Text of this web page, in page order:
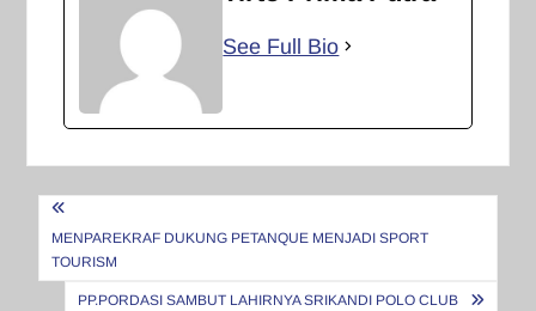
See Full Bio
Navigasi
pos
MENPAREKRAF DUKUNG PETANQUE MENJADI SPORT
TOURISM
PP.PORDASI SAMBUT LAHIRNYA SRIKANDI POLO CLUB